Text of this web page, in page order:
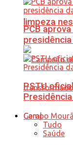
limpeza
PCB
PSTU
Geral
Tudo
Saúde